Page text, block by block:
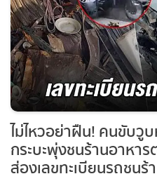
โชว์เลขหวยดัง
โชว์ผลหวย
เลขทำนายฝัน
โชว์สถิติหวย
หวยสด
ไม่ไหวอย่าฝืน! คนขับวู
กำเริบ กระบะพุ่งชนร้า
ไม่พลาดส่องเลขทะเบี